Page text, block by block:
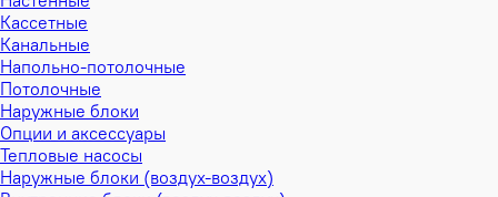
Кассетные
Канальные
Напольно-потолочные
Потолочные
Наружные блоки
Опции и аксессуары
Тепловые насосы
Наружные блоки (воздух-воздух)